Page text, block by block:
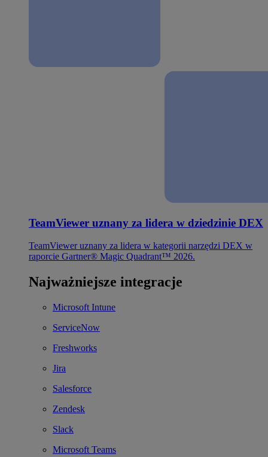
TeamViewer uznany za lidera w dziedzinie DEX
TeamViewer uznany za lidera w kategorii narzędzi DEX w
raporcie Gartner® Magic Quadrant™ 2026.
Najważniejsze integracje
Microsoft Intune
ServiceNow
Freshworks
Jira
Salesforce
Zendesk
Slack
Microsoft Teams